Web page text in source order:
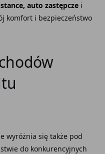
auto zastępczei
komfort i bezpieczeństwo
wyróżnia się także pod
do konkurencyjnych